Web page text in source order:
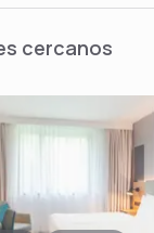
cercanos